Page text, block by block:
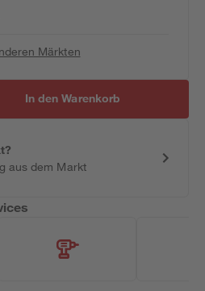
Märkten
In den Warenkorb
aus dem Markt